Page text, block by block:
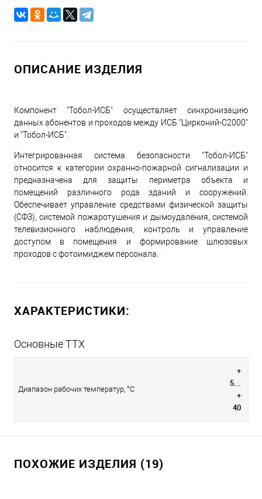
ОПИСАНИЕ ИЗДЕЛИЯ
Компонент "Тобол-ИСБ" осуществляет синхронизацию
данных абонентов и проходов между ИСБ "Цирконий-С2000"
и "Тобол-ИСБ".
Интегрированная система безопасности "Тобол-ИСБ"
относится к категории охранно-пожарной сигнализации и
предназначена для защиты периметра объекта и
помещений различного рода зданий и сооружений.
Обеспечивает управление средствами физической защиты
(СФЗ), системой пожаротушения и дымоудаления, системой
телевизионного наблюдения, контроль и управление
доступом в помещения и формирование шлюзовых
проходов с фотоимиджем персонала.
ХАРАКТЕРИСТИКИ:
Основные ТТХ
Диапазон рабочих температур, °С
+
5...
+
40
ПОХОЖИЕ ИЗДЕЛИЯ (19)